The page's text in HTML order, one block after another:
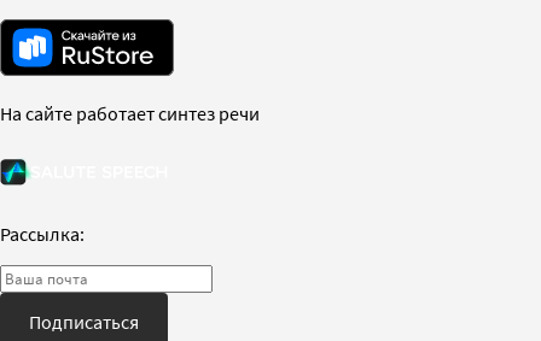
На сайте работает синтез речи
Рассылка:
Подписаться